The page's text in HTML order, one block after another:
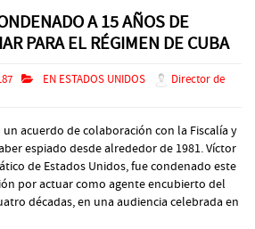
A 15 AÑOS DE
PARA EL RÉGIMEN DE CUBA
EN ESTADOS UNIDOS
Director de
acuerdo de colaboración con la Fiscalía y
espiado desde alrededor de 1981. Víctor
de Estados Unidos, fue condenado este
por actuar como agente encubierto del
décadas, en una audiencia celebrada en